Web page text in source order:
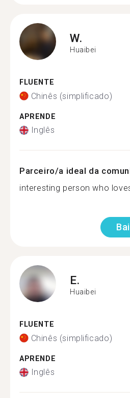
W.
Huaibei
FLUENTE
Chinês (simplificado)
APRENDE
Inglês
Parceiro/a ideal da
interesting person who
E.
Huaibei
FLUENTE
Chinês (simplificado)
APRENDE
Inglês